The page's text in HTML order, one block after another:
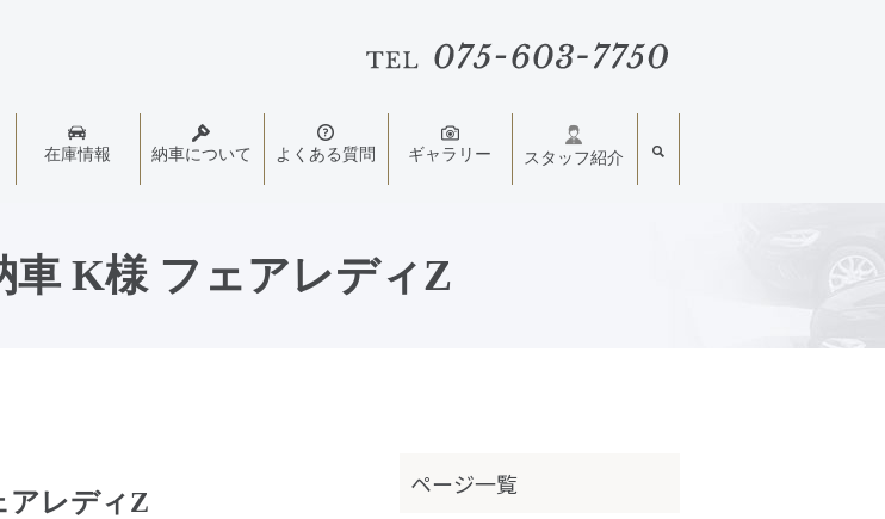
在庫情報 納車について よくある質問 ギャラリー スタッフ紹介
車 K様 フェアレディZ
アレディZ